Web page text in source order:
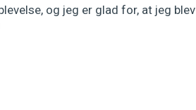
og jeg er glad for, at jeg blev